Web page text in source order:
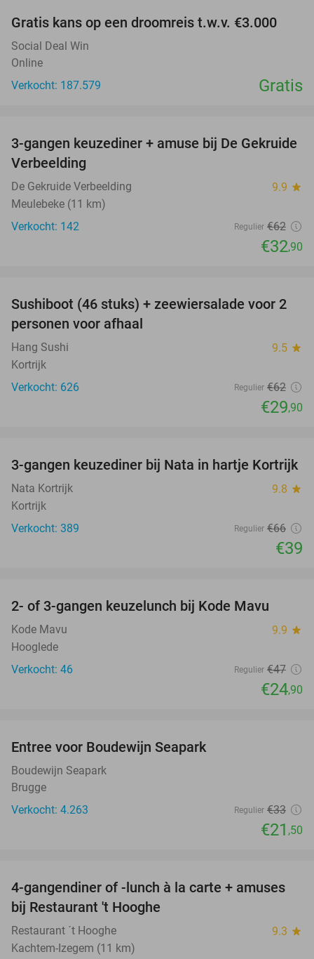
Gratis kans op een droomreis t.w.v. €3.000
Social Deal Win
Online
Verkocht: 187.579
Gratis
47%
3-gangen keuzediner + amuse bij De Gekruide
Verbeelding
De Gekruide Verbeelding 9.9 star
Meulebeke (11 km)
Verkocht: 142
Regulier €62
€32,90
52%
Sushiboot (46 stuks) + zeewiersalade voor 2
personen voor afhaal
Hang Sushi 9.5 star
Kortrijk
Verkocht: 626
Regulier €62
€29,90
41%
3-gangen keuzediner bij Nata in hartje Kortrijk
Nata Kortrijk 9.8 star
Kortrijk
Verkocht: 389
Regulier €66
€39
2- of 3-gangen keuzelunch bij Kode Mavu
Kode Mavu 9.9 star
Hooglede
Verkocht: 46
Regulier €47
€24,90
Entree voor Boudewijn Seapark
Boudewijn Seapark
Brugge
Verkocht: 4.263
Regulier €33
€21 ,50
46%
4-gangendiner of -lunch à la carte + amuses
bij Restaurant 't Hooghe
Restaurant ´t Hooghe 9.3 star
Kachtem-Izegem (11 km)